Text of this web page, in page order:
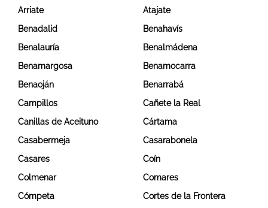
Arriate
Atajate
Benadalid
Benahavís
Benalauría
Benalmádena
Benamargosa
Benamocarra
Benaoján
Benarrabá
Campillos
Cañete la Real
Canillas de Aceituno
Cártama
Casabermeja
Casarabonela
Casares
Coín
Colmenar
Comares
Cómpeta
Cortes de la Frontera